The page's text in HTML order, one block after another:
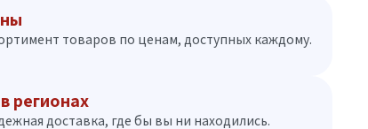
товаров по ценам, доступных каждому.
регионах
доставка, где бы вы ни находились.